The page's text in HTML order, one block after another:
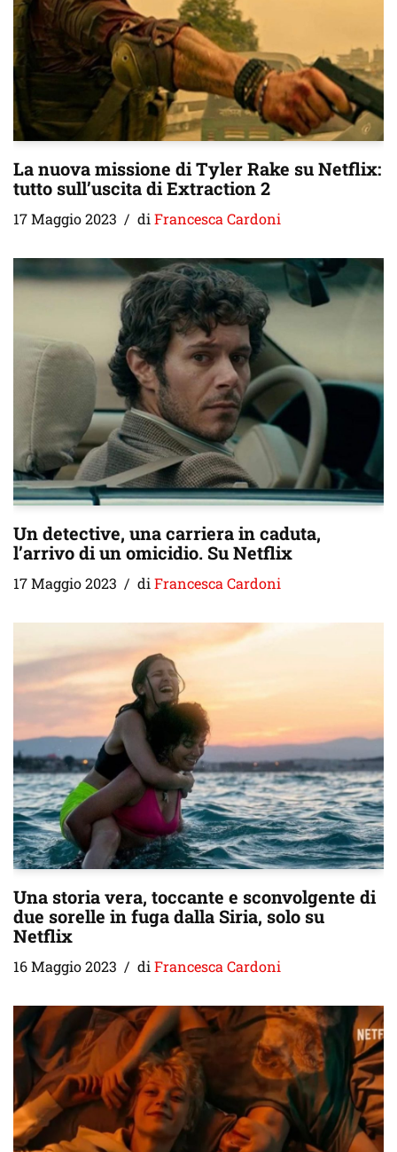
La nuova missione di Tyler Rake su Netflix:
tutto sull’uscita di Extraction 2
17 Maggio 2023 di Francesca Cardoni
Un detective, una carriera in caduta,
l’arrivo di un omicidio. Su Netflix
17 Maggio 2023 di Francesca Cardoni
Una storia vera, toccante e sconvolgente di
due sorelle in fuga dalla Siria, solo su
Netflix
16 Maggio 2023 diFrancesca Cardoni